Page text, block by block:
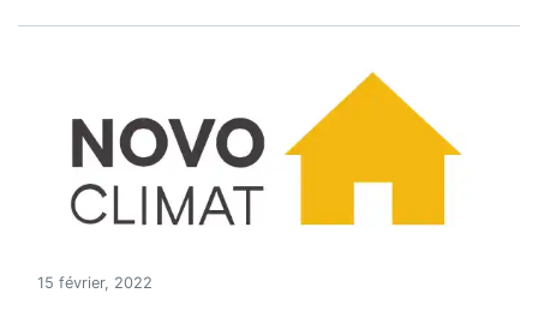
15 février, 2022